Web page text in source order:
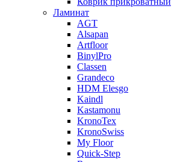
Ламинат
AGT
Alsapan
Artfloor
BinylPro
Classen
Grandeco
HDM Elesgo
Kaindl
Kastamonu
KronoTex
KronoSwiss
My Floor
Quick-Step